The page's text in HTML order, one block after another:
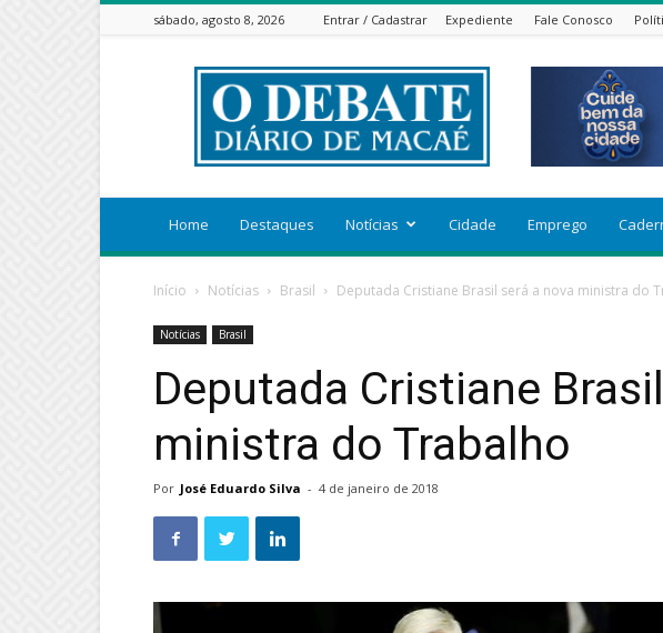
sábado, agosto 8, 2026 Entrar / Cadastrar Expediente Fale Conosco
ODEBATEON
Home Destaques Notícias Cidade Emprego
Início Notícias Brasil Deputada Cristiane Brasil será a nova ministra do
Notícias Brasil
Deputada Cristiane
ministra do Trabalho
Por José Eduardo Silva - 4 de janeiro de 2018